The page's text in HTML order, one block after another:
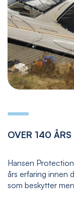
OVER 140 ÅRS
Hansen
års erfaring innen
som beskytter